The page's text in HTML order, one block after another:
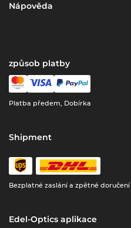
Nápověda
způsob platby
Platba předem, Dobírka
Shipment
Bezplatné zaslání a zpětné doručení
Edel-Optics aplikace